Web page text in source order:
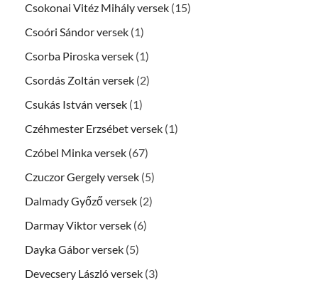
Csokonai Vitéz Mihály versek (15)
Csoóri Sándor versek (1)
Csorba Piroska versek (1)
Csordás Zoltán versek (2)
Csukás István versek (1)
Czéhmester Erzsébet versek (1)
Czóbel Minka versek (67)
Czuczor Gergely versek (5)
Dalmady Győző versek (2)
Darmay Viktor versek (6)
Dayka Gábor versek (5)
Devecsery László versek (3)